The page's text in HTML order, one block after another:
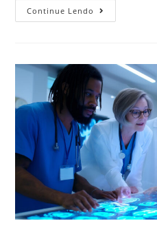
Continue Lendo